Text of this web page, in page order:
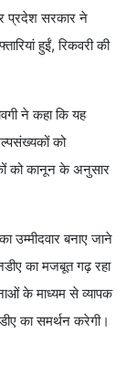
प्रदेश सरकार ने
हुईं, रिकवरी की
ने कहा कि यह
को
को कानून के अनुसार
उम्मीदवार बनाए जाने
का मजबूत गढ़ रहा
के माध्यम से व्यापक
का समर्थन करेगी।